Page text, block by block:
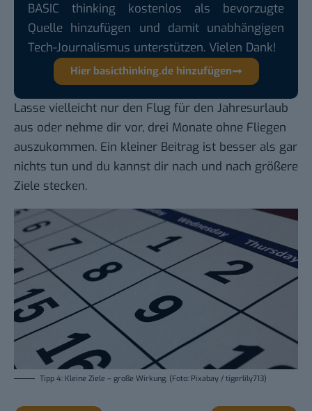
BASIC thinking kostenlos als bevorzugte
Quelle hinzufügen und damit unabhängigen
Tech-Journalismus unterstützen. Vielen Dank!
Hier basicthinking.de hinzufügen
Lasse vielleicht nur den Flug für den Jahresurlaub
aus oder nehme dir vor, drei Monate ohne Fliegen
auszukommen. Ein kleiner Beitrag ist besser als gar
nichts tun und du kannst dir nach und nach größere
Ziele stecken.
Tipp 4: Kleine Ziele – große Wirkung. (Foto: Pixabay / tigerlily713)